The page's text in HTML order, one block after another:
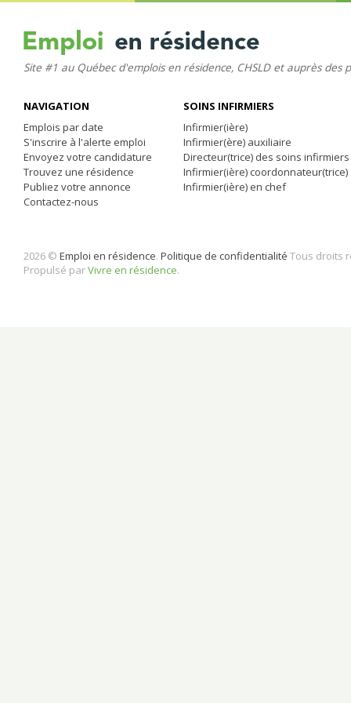
Site #1 au Québec d'emplois en résidence, CHSLD et auprès des
NAVIGATION
Emplois par date
S'inscrire à l'alerte emploi
Envoyez votre candidature
Trouvez une résidence
Publiez votre annonce
Contactez-nous
SOINS INFIRMIERS
Infirmier(ière)
Infirmier(ère) auxiliaire
Directeur(trice) des soins infirmiers
Infirmier(ière) coordonnateur(trice)
Infirmier(ière) en chef
2026 © Emploi en résidence. Politique de confidentialité Tous droits
Propulsé parVivre en résidence.